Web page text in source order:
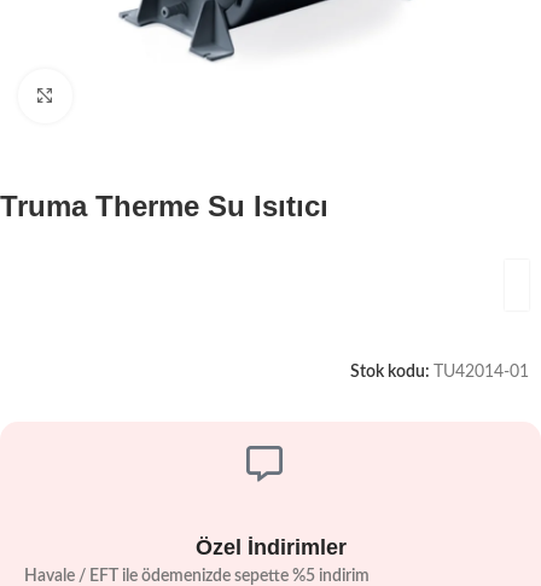
Truma Therme Su Isıtıcı
Stok kodu: TU42014-01
Özel İndirimler
Havale / EFT ile ödemenizde sepette %5 indirim